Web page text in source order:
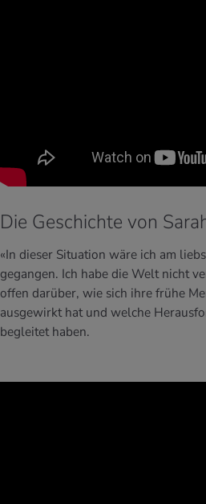
Die Geschichte von
«In dieser Situation wäre ich am
gegangen. Ich habe die Welt nicht
offen darüber, wie sich ihre frühe
ausgewirkt hat und welche
begleitet haben.